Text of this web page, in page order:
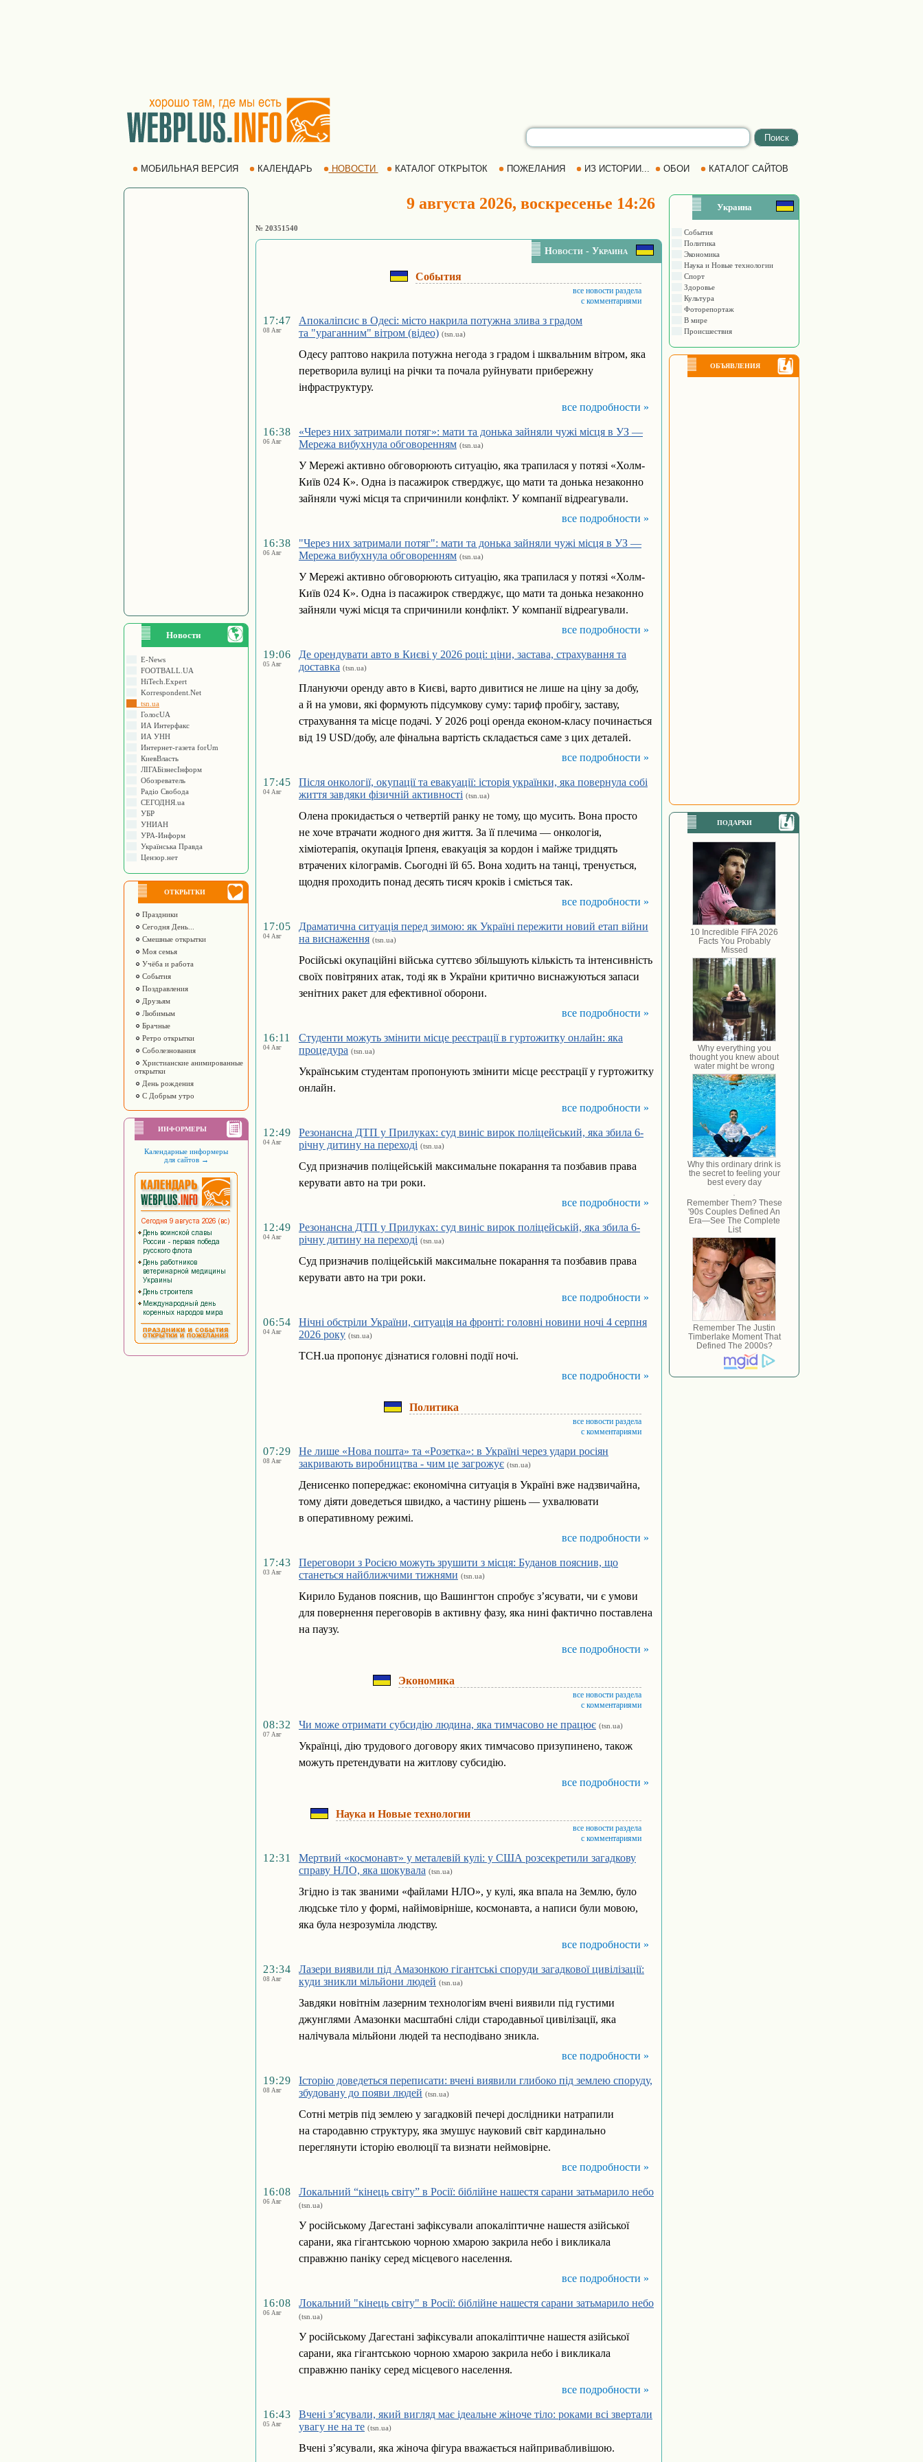
МОБИЛЬНАЯ ВЕРСИЯ КАЛЕНДАРЬ НОВОСТИ КАТАЛОГ ОТКРЫТОК ПОЖЕЛАНИЯ ИЗ ИСТОРИИ... ОБОИ КАТАЛОГ САЙТОВ
Новости
E-News
FOOTBALL.UA
HiTech.Expert
Korrespondent.Net
tsn.ua
ГолосUA
ИА Интерфакс
ИА УНН
Интернет-газета forUm
КиевВласть
ЛIГАБiзнесIнформ
Обозреватель
Радіо Свобода
СЕГОДНЯ.ua
УБР
УНИАН
УРА-Информ
Українська Правда
Цензор.нет
ОТКРЫТКИ
Праздники
Сегодня День...
Смешные открытки
Моя семья
Учёба и работа
События
Поздравления
Друзьям
Любимым
Брачные
Ретро открытки
Соболезнования
Христианские анимированные
открытки
День рождения
С Добрым утро
ИНФОРМЕРЫ
Календарные информеры
для сайтов →
9 августа 2026, воскресенье 14:26
№ 20351540
Новости - Украина
События
все новости раздела
с комментариями
17:47
08 Авг
Апокаліпсис в Одесі: місто накрила потужна злива з градом
та "ураганним" вітром (відео) (tsn.ua)
Одесу раптово накрила потужна негода з градом і шквальним вітром, яка
перетворила вулиці на річки та почала руйнувати прибережну
інфраструктуру.
все подробности »
16:38
06 Авг
«Через них затримали потяг»: мати та донька зайняли чужі місця в УЗ —
Мережа вибухнула обговоренням (tsn.ua)
У Мережі активно обговорюють ситуацію, яка трапилася у потязі «Холм-
Київ 024 К». Одна із пасажирок стверджує, що мати та донька незаконно
зайняли чужі місця та спричинили конфлікт. У компанії відреагували.
все подробности »
16:38
06 Авг
"Через них затримали потяг": мати та донька зайняли чужі місця в УЗ —
Мережа вибухнула обговоренням (tsn.ua)
У Мережі активно обговорюють ситуацію, яка трапилася у потязі «Холм-
Київ 024 К». Одна із пасажирок стверджує, що мати та донька незаконно
зайняли чужі місця та спричинили конфлікт. У компанії відреагували.
все подробности »
19:06
05 Авг
Де орендувати авто в Києві у 2026 році: ціни, застава, страхування та
доставка (tsn.ua)
Плануючи оренду авто в Києві, варто дивитися не лише на ціну за добу,
а й на умови, які формують підсумкову суму: тариф пробігу, заставу,
страхування та місце подачі. У 2026 році оренда економ-класу починається
від 19 USD/добу, але фінальна вартість складається саме з цих деталей.
все подробности »
17:45
04 Авг
Після онкології, окупації та евакуації: історія українки, яка повернула собі
життя завдяки фізичній активності (tsn.ua)
Олена прокидається о четвертій ранку не тому, що мусить. Вона просто
не хоче втрачати жодного дня життя. За її плечима — онкологія,
хіміотерапія, окупація Ірпеня, евакуація за кордон і майже тридцять
втрачених кілограмів. Сьогодні їй 65. Вона ходить на танці, тренується,
щодня проходить понад десять тисяч кроків і сміється так.
все подробности »
17:05
04 Авг
Драматична ситуація перед зимою: як Україні пережити новий етап війни
на виснаження (tsn.ua)
Російські окупаційні війська суттєво збільшують кількість та інтенсивність
своїх повітряних атак, тоді як в України критично виснажуються запаси
зенітних ракет для ефективної оборони.
все подробности »
16:11
04 Авг
Студенти можуть змінити місце реєстрації в гуртожитку онлайн: яка
процедура (tsn.ua)
Українським студентам пропонують змінити місце реєстрації у гуртожитку
онлайн.
все подробности »
12:49
04 Авг
Резонансна ДТП у Прилуках: суд виніс вирок поліцейський, яка збила 6-
річну дитину на переході (tsn.ua)
Суд призначив поліцейській максимальне покарання та позбавив права
керувати авто на три роки.
все подробности »
12:49
04 Авг
Резонансна ДТП у Прилуках: суд виніс вирок поліцейській, яка збила 6-
річну дитину на переході (tsn.ua)
Суд призначив поліцейській максимальне покарання та позбавив права
керувати авто на три роки.
все подробности »
06:54
04 Авг
Нічні обстріли України, ситуація на фронті: головні новини ночі 4 серпня
2026 року (tsn.ua)
ТСН.ua пропонує дізнатися головні події ночі.
все подробности »
Политика
все новости раздела
с комментариями
07:29
08 Авг
Не лише «Нова пошта» та «Розетка»: в Україні через удари росіян
закривають виробництва - чим це загрожує (tsn.ua)
Денисенко попереджає: економічна ситуація в Україні вже надзвичайна,
тому діяти доведеться швидко, а частину рішень — ухвалювати
в оперативному режимі.
все подробности »
17:43
03 Авг
Переговори з Росією можуть зрушити з місця: Буданов пояснив, що
станеться найближчими тижнями (tsn.ua)
Кирило Буданов пояснив, що Вашингтон спробує з’ясувати, чи є умови
для повернення переговорів в активну фазу, яка нині фактично поставлена
на паузу.
все подробности »
Экономика
все новости раздела
с комментариями
08:32
07 Авг
Чи може отримати субсидію людина, яка тимчасово не працює (tsn.ua)
Українці, дію трудового договору яких тимчасово призупинено, також
можуть претендувати на житлову субсидію.
все подробности »
Наука и Новые технологии
все новости раздела
с комментариями
12:31
Мертвий «космонавт» у металевій кулі: у США розсекретили загадкову
справу НЛО, яка шокувала (tsn.ua)
Згідно із так званими «файлами НЛО», у кулі, яка впала на Землю, було
людське тіло у формі, найімовірніше, космонавта, а написи були мовою,
яка була незрозуміла людству.
все подробности »
23:34
08 Авг
Лазери виявили під Амазонкою гігантські споруди загадкової цивілізації:
куди зникли мільйони людей (tsn.ua)
Завдяки новітнім лазерним технологіям вчені виявили під густими
джунглями Амазонки масштабні сліди стародавньої цивілізації, яка
налічувала мільйони людей та несподівано зникла.
все подробности »
19:29
08 Авг
Історію доведеться переписати: вчені виявили глибоко під землею споруду,
збудовану до появи людей (tsn.ua)
Сотні метрів під землею у загадковій печері дослідники натрапили
на стародавню структуру, яка змушує науковий світ кардинально
переглянути історію еволюції та визнати неймовірне.
все подробности »
16:08
06 Авг
Локальний “кінець світу” в Росії: біблійне нашестя сарани затьмарило небо
(tsn.ua)
У російському Дагестані зафіксували апокаліптичне нашестя азійської
сарани, яка гігантською чорною хмарою закрила небо і викликала
справжню паніку серед місцевого населення.
все подробности »
16:08
06 Авг
Локальний "кінець світу" в Росії: біблійне нашестя сарани затьмарило небо
(tsn.ua)
У російському Дагестані зафіксували апокаліптичне нашестя азійської
сарани, яка гігантською чорною хмарою закрила небо і викликала
справжню паніку серед місцевого населення.
все подробности »
16:43
05 Авг
Вчені з’ясували, який вигляд має ідеальне жіноче тіло: роками всі звертали
увагу не на те (tsn.ua)
Вчені з’ясували, яка жіноча фігура вважається найпривабливішою.
Украина
События
Политика
Экономика
Наука и Новые технологии
Спорт
Здоровье
Культура
Фоторепортаж
В мире
Происшествия
ОБЪЯВЛЕНИЯ
ПОДАРКИ